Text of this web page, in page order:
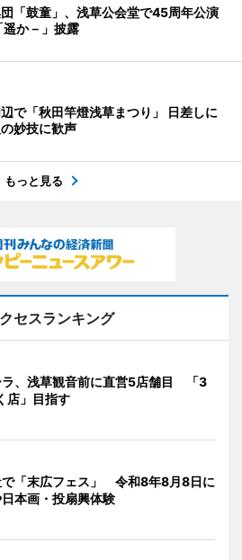
「鼓童」、浅草公会堂で45周年公演
遥か－」披露
で「秋田竿燈浅草まつり」 日差しに
妙技に歓声
もっと見る
セスランキング
ラ、浅草観音前に直営5店舗目 「3
店」目指す
で「末広フェス」 令和8年8月8日に
本画・投扇興体験